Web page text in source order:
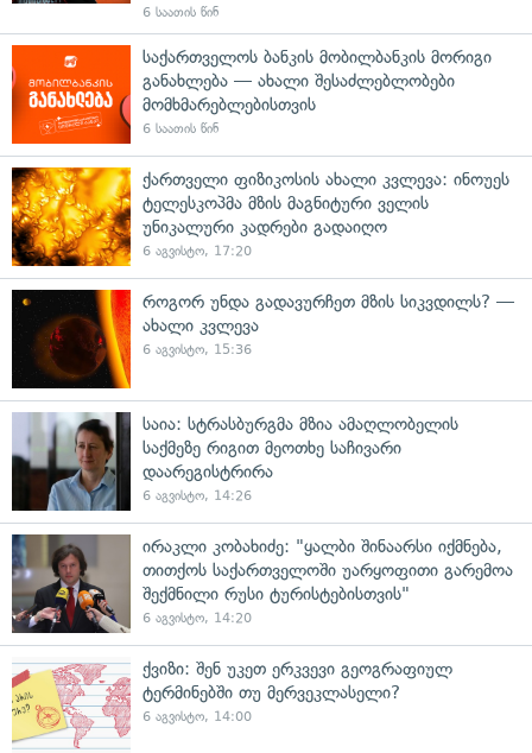
6 საათის წინ
საქართველოს ბანკის მობილბანკის მორიგი
განახლება — ახალი შესაძლებლობები
მომხმარებლებისთვის
6 საათის წინ
ქართველი ფიზიკოსის ახალი კვლევა: ინოუეს
ტელესკოპმა მზის მაგნიტური ველის
უნიკალური კადრები გადაიღო
6 აგვისტო, 17:20
როგორ უნდა გადავურჩეთ მზის სიკვდილს? —
ახალი კვლევა
6 აგვისტო, 15:36
საია: სტრასბურგმა მზია ამაღლობელის
საქმეზე რიგით მეოთხე საჩივარი
დაარეგისტრირა
6 აგვისტო, 14:26
ირაკლი კობახიძე: "ყალბი შინაარსი იქმნება,
თითქოს საქართველოში უარყოფითი გარემოა
შექმნილი რუსი ტურისტებისთვის"
6 აგვისტო, 14:20
ქვიზი: შენ უკეთ ერკვევი გეოგრაფიულ
ტერმინებში თუ მერვეკლასელი?
6 აგვისტო, 14:00